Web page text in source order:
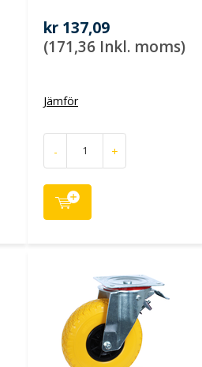
kr 137,09
(171,36 Inkl. moms)
Jämför
- +